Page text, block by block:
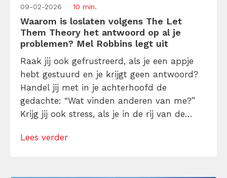
09-02-2026 10 min.
Waarom is loslaten volgens The Let
Them Theory het antwoord op al je
problemen? Mel Robbins legt uit
Raak jij ook gefrustreerd, als je een appje
hebt gestuurd en je krijgt geen antwoord?
Handel jij met in je achterhoofd de
gedachte: “Wat vinden anderen van me?”
Krijg jij ook stress, als je in de rij van de
super traag? Wat deze voorbeelden gemeen
Lees verder